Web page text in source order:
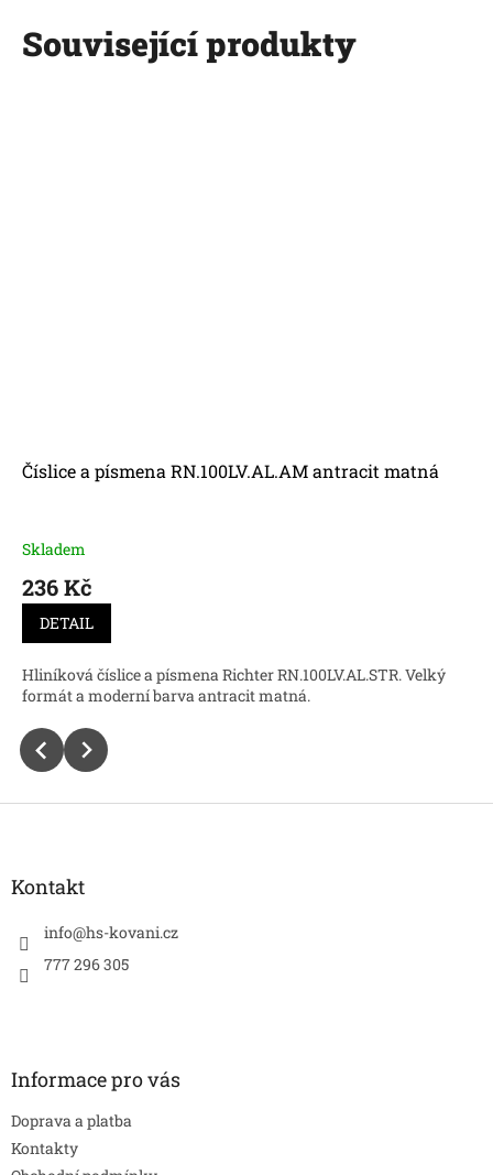
Související produkty
Číslice a písmena RN.100LV.AL.AM antracit matná
Skladem
236 Kč
DETAIL
Hliníková číslice a písmena Richter RN.100LV.AL.STR. Velký
formát a moderní barva antracit matná.
Z
Kontakt
info@hs-kovani.cz
777 296 305
Informace pro vás
Doprava a platba
Kontakty